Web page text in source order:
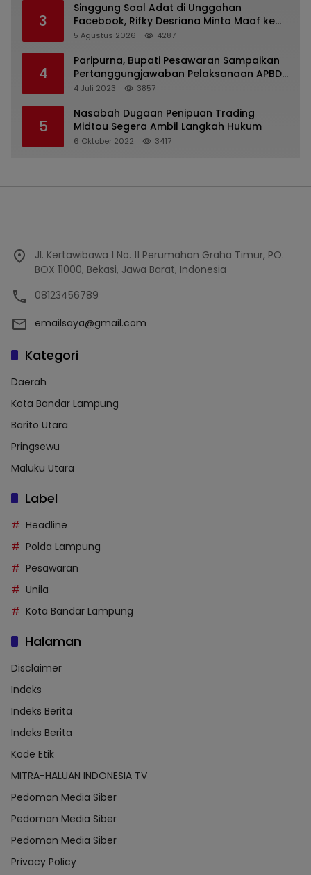
3
Singgung Soal Adat di Unggahan
Facebook, Rifky Desriana Minta Maaf ke
PDA dan Bupati Kubar
5 Agustus 2026 4287
4
Paripurna, Bupati Pesawaran Sampaikan
Pertanggungjawaban Pelaksanaan APBD
2022
4 Juli 2023 3857
5
Nasabah Dugaan Penipuan Trading
Midtou Segera Ambil Langkah Hukum
6 Oktober 2022 3417
Jl. Kertawibawa 1 No. 11 Perumahan Graha Timur, PO.
BOX 11000, Bekasi, Jawa Barat, Indonesia
08123456789
emailsaya@gmail.com
Kategori
Daerah
Kota Bandar Lampung
Barito Utara
Pringsewu
Maluku Utara
Label
Headline
Polda Lampung
Pesawaran
Unila
Kota Bandar Lampung
Halaman
Disclaimer
Indeks
Indeks Berita
Indeks Berita
Kode Etik
MITRA-HALUAN INDONESIA TV
Pedoman Media Siber
Pedoman Media Siber
Pedoman Media Siber
Privacy Policy